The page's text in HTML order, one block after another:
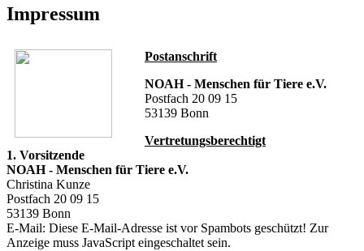
Impressum
Postanschrift
NOAH - Menschen für Tiere e.V.
Postfach 20 09 15
53139 Bonn
Vertretungsberechtigt
1. Vorsitzende
NOAH - Menschen für Tiere e.V.
Christina Kunze
Postfach 20 09 15
53139 Bonn
E-Mail: Diese E-Mail-Adresse ist vor Spambots geschützt! Zur
Anzeige muss JavaScript eingeschaltet sein.